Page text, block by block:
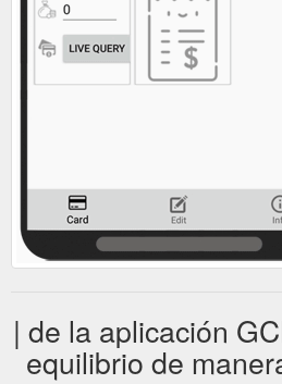
| de la aplicación
equilibrio de